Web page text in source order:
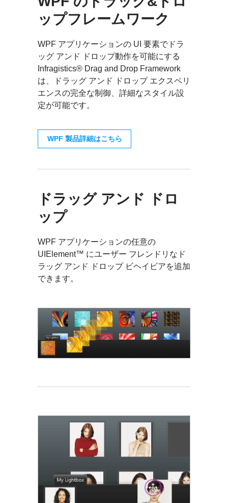
ップフレームワーク
WPF アプリケーションの UI 要素でドラ
ッグ アンド ドロップ動作を可能にする
Infragistics® Drag and Drop Framework
は、ドラッグ アンド ドロップ エクスペリ
エンスの完全な制御、詳細なスタイル設
定が可能です。
WPF 製品詳細はこちら
ドラッグ アンド ドロ
ップ
WPF アプリケーションの任意の
UIElement™ にユーザー フレンドリなド
ラッグ アンド ドロップ ビヘイビアを追加
できます。